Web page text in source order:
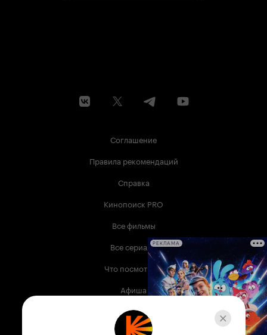
Соглашение
Правила рекомендаций
Справка
Кинопоиск PRO
Все фильмы
Все сериалы
Что посмотреть
Афиша
Музыка
Телепрограмма
РЕКЛАМА